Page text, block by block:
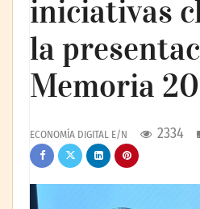
iniciativas
la
Memoria
ECONOMÍA DIGITAL E/N 2334